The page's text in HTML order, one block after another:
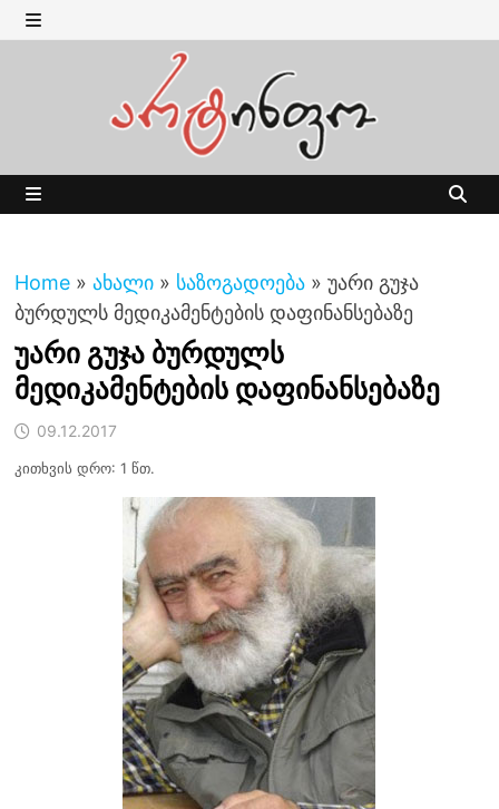
Skip
to MENU
Home » ახალი » საზოგადოება » უარი გუჯა
ბურდულს მედიკამენტების დაფინანსებაზე
უარი გუჯა ბურდულს
მედიკამენტების დაფინანსებაზე
09.12.2017
კითხვის დრო: 1 წთ.